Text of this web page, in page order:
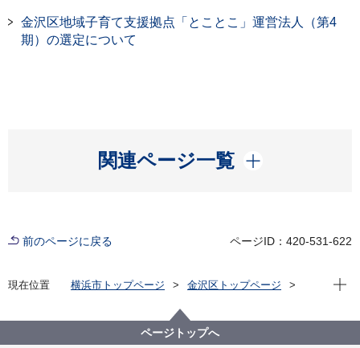
金沢区地域子育て支援拠点「とことこ」運営法人（第4
期）の選定について
関連ページ一覧
開く
前のページに戻る ページID：420-531-622
現在位置 横浜市トップページ
金沢区トップページ
金沢区地域子育て支援拠点
現在
ページトップへ